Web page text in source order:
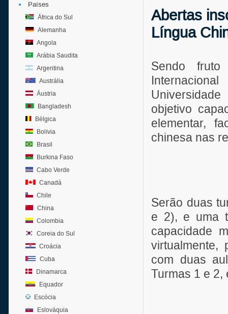
Países
África do Sul
Alemanha
Angola
Arábia Saudita
Argentina
Austrália
Áustria
Bangladesh
Bélgica
Bolívia
Brasil
Burkina Faso
Cabo Verde
Canadá
Chile
China
Colombia
Coreia do Sul
Croácia
Cuba
Dinamarca
Equador
Escócia
Eslováquia
Abertas
Língua
Sendo
objetivo
elementar,
chinesa nas
Serão duas
e 2), e uma
capacidade
virtualmente,
com duas
Turmas 1 e 2,